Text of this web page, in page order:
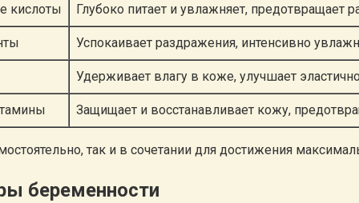
кислоты Глубоко питает и увлажняет, предотвращает
Успокаивает раздражения, интенсивно
Удерживает влагу в коже, улучшает
Защищает и восстанавливает кожу,
так и в сочетании для достижения
беременности